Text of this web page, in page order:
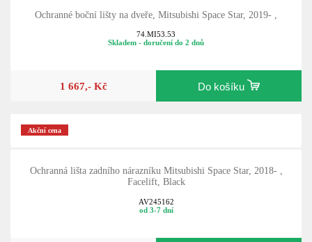
Ochranné boční lišty na dveře, Mitsubishi Space Star, 2019- ,
74.MI53.53
Skladem - doručení do 2 dnů
1 667,- Kč Do košíku
Akční cena
Ochranná lišta zadního nárazníku Mitsubishi Space Star, 2018- ,
Facelift, Black
AV245162
od 3-7 dní